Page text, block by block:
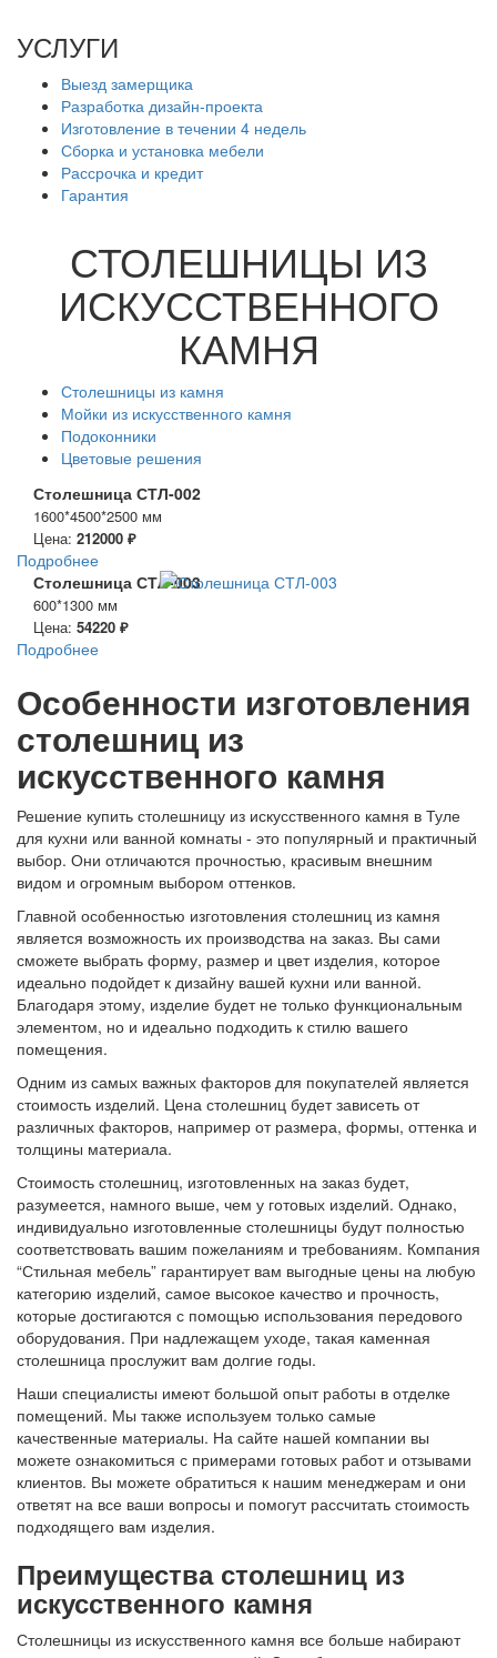
УСЛУГИ
Выезд замерщика
Разработка дизайн-проекта
Изготовление в течении 4 недель
Сборка и установка мебели
Рассрочка и кредит
Гарантия
СТОЛЕШНИЦЫ ИЗ
ИСКУССТВЕННОГО
КАМНЯ
Столешницы из камня
Мойки из искусственного камня
Подоконники
Цветовые решения
Столешница СТЛ-002
1600*4500*2500 мм
Цена: 212000 ₽
Подробнее
Столешница СТЛ-003
600*1300 мм
Цена: 54220 ₽
Подробнее
Особенности изготовления
столешниц из
искусственного камня
Решение купить столешницу из искусственного камня в Туле
для кухни или ванной комнаты - это популярный и практичный
выбор. Они отличаются прочностью, красивым внешним
видом и огромным выбором оттенков.
Главной особенностью изготовления столешниц из камня
является возможность их производства на заказ. Вы сами
сможете выбрать форму, размер и цвет изделия, которое
идеально подойдет к дизайну вашей кухни или ванной.
Благодаря этому, изделие будет не только функциональным
элементом, но и идеально подходить к стилю вашего
помещения.
Одним из самых важных факторов для покупателей является
стоимость изделий. Цена столешниц будет зависеть от
различных факторов, например от размера, формы, оттенка и
толщины материала.
Стоимость столешниц, изготовленных на заказ будет,
разумеется, намного выше, чем у готовых изделий. Однако,
индивидуально изготовленные столешницы будут полностью
соответствовать вашим пожеланиям и требованиям. Компания
“Стильная мебель” гарантирует вам выгодные цены на любую
категорию изделий, самое высокое качество и прочность,
которые достигаются с помощью использования передового
оборудования. При надлежащем уходе, такая каменная
столешница прослужит вам долгие годы.
Наши специалисты имеют большой опыт работы в отделке
помещений. Мы также используем только самые
качественные материалы. На сайте нашей компании вы
можете ознакомиться с примерами готовых работ и отзывами
клиентов. Вы можете обратиться к нашим менеджерам и они
ответят на все ваши вопросы и помогут рассчитать стоимость
подходящего вам изделия.
Преимущества столешниц из
искусственного камня
Столешницы из искусственного камня все больше набирают